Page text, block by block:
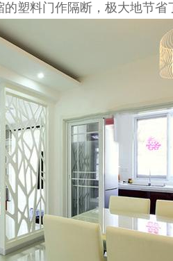
塑料门作隔断，极大地节